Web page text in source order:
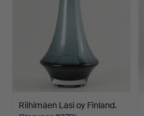
Riihimäen Lasi oy Finland.